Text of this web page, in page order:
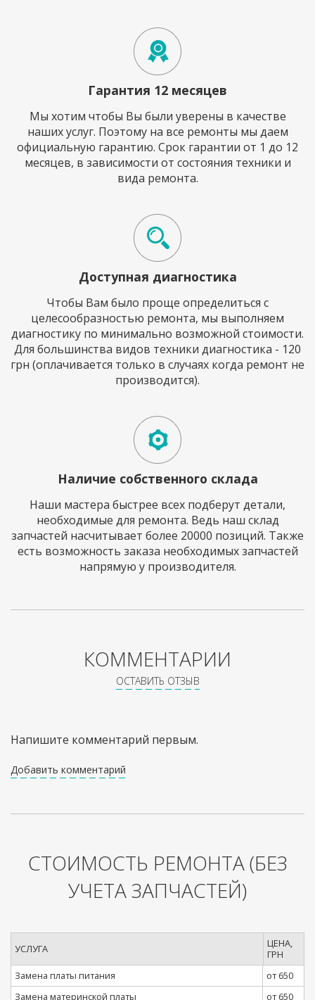
Гарантия 12 месяцев
Мы хотим чтобы Вы были уверены в качестве
наших услуг. Поэтому на все ремонты мы даем
официальную гарантию. Срок гарантии от 1 до 12
месяцев, в зависимости от состояния техники и
вида ремонта.
Доступная диагностика
Чтобы Вам было проще определиться с
целесообразностью ремонта, мы выполняем
диагностику по минимально возможной стоимости.
Для большинства видов техники диагностика - 120
грн (оплачивается только в случаях когда ремонт не
производится).
Наличие собственного склада
Наши мастера быстрее всех подберут детали,
необходимые для ремонта. Ведь наш склад
запчастей насчитывает более 20000 позиций. Также
есть возможность заказа необходимых запчастей
напрямую у производителя.
КОММЕНТАРИИ
ОСТАВИТЬ ОТЗЫВ
Напишите комментарий первым.
Добавить комментарий
СТОИМОСТЬ РЕМОНТА(БЕЗ
УЧЕТА ЗАПЧАСТЕЙ)
УСЛУГА
ЦЕНА,
ГРН
Замена платы питания
от 650
Замена материнской платы
от 650